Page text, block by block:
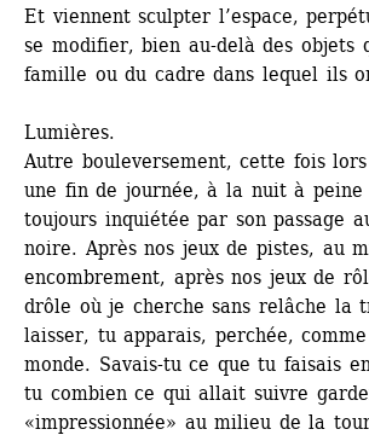
Et viennent sculpter l’espace,
se modifier, bien au-delà des objets
famille ou du cadre dans lequel ils
Lumières.
Autre bouleversement, cette fois
une fin de journée, à la nuit à peine
toujours inquiétée par son passage
noire. Après nos jeux de pistes, au
encombrement, après nos jeux de
drôle où je cherche sans relâche la
laisser, tu apparais, perchée,
monde. Savais-tu ce que tu faisais
tu combien ce qui allait suivre
«impressionnée» au milieu de la